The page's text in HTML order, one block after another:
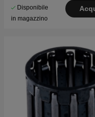
Disponibile
in magazzino